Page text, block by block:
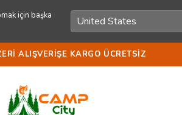
için başka
ALIŞVERIŞE KARGO ÜCRETSIZ